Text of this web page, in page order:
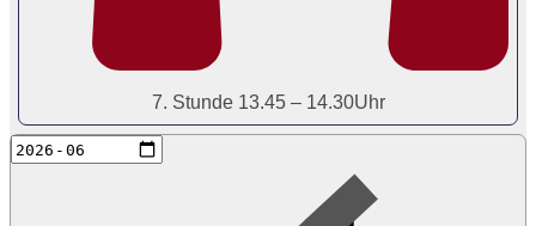
7. Stunde 13.45 – 14.30Uhr